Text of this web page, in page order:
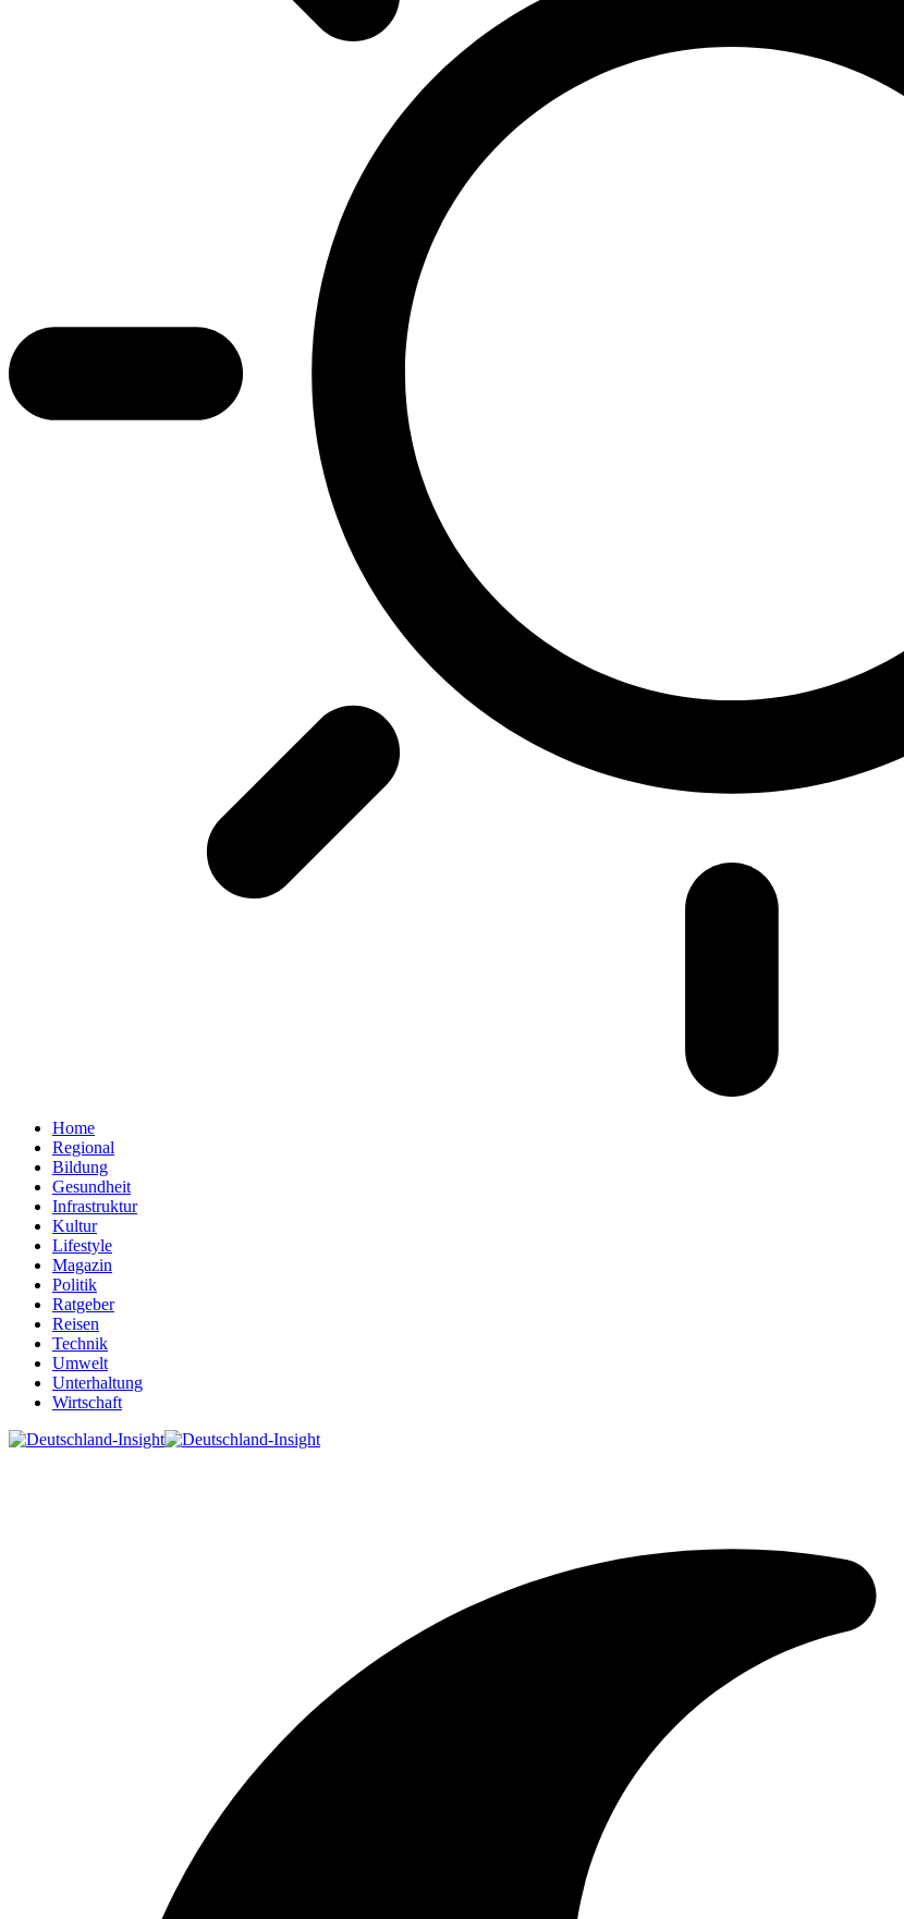
Home
Regional
Bildung
Gesundheit
Infrastruktur
Kultur
Lifestyle
Magazin
Politik
Ratgeber
Reisen
Technik
Umwelt
Unterhaltung
Wirtschaft